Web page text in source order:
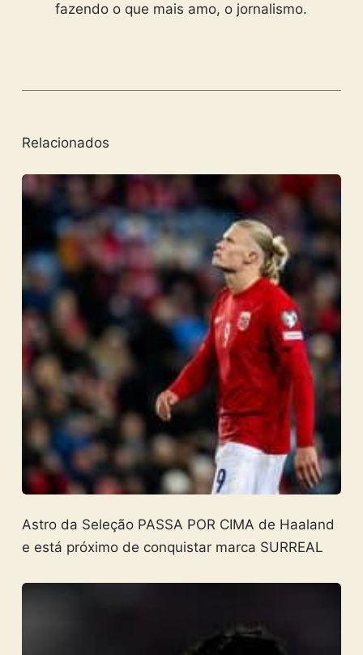
fazendo o que mais amo, o jornalismo.
Relacionados
Astro da Seleção PASSA POR CIMA de Haaland
e está próximo de conquistar marca SURREAL